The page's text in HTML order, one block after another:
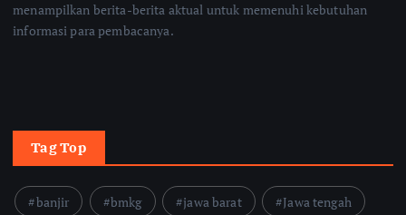
menampilkan berita-berita aktual untuk memenuhi kebutuhan
informasi para pembacanya.
Tag Top
banjir bmkg jawa barat
Jawa tengah